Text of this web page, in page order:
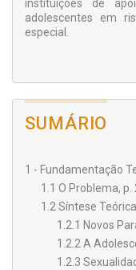
instituições de
adolescentes em
especial.
SUMÁRIO
1 - Fundamentação
1.1 O Problema, p.
1.2 Síntese
1.2.1 Novos
1.2.2 A
1.2.3